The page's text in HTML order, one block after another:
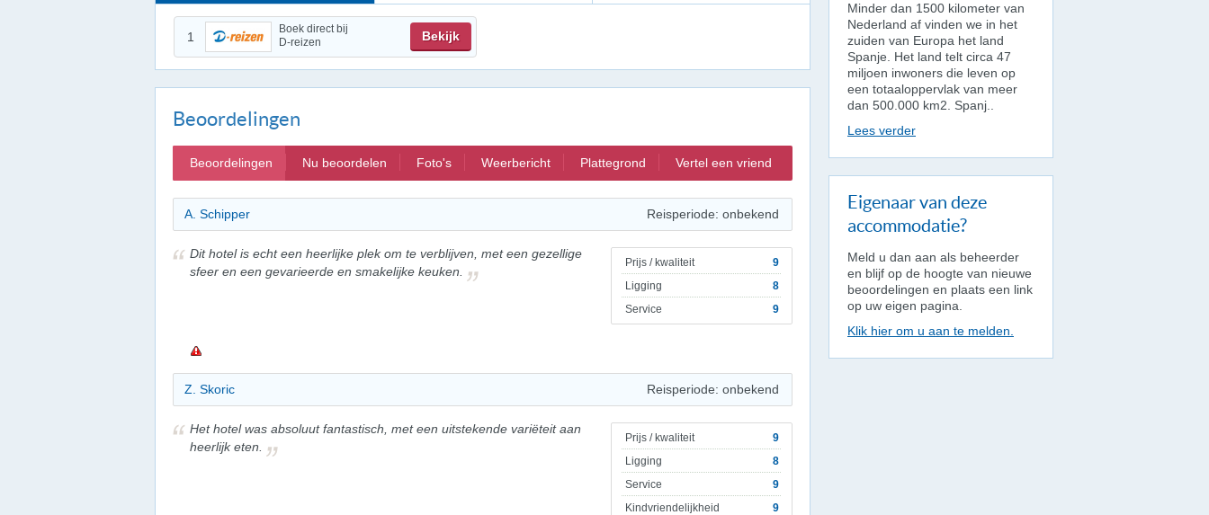
1
Boek direct bij
D-reizen
Bekijk
Beoordelingen
Beoordelingen Nu beoordelen Foto's Weerbericht Plattegrond Vertel een vriend
A. Schipper Reisperiode: onbekend
Prijs / kwaliteit
9
Ligging
8
Service
9
Dit hotel is echt een heerlijke plek om te verblijven, met een gezellige
sfeer en een gevarieerde en smakelijke keuken.
Z. Skoric Reisperiode: onbekend
Prijs / kwaliteit
9
Ligging
8
Service
9
Kindvriendelijkheid
9
Het hotel was absoluut fantastisch, met een uitstekende variëteit aan
heerlijk eten.
Minder dan 1500 kilometer van
Nederland af vinden we in het
zuiden van Europa het land
Spanje. Het land telt circa 47
miljoen inwoners die leven op
een totaaloppervlak van meer
dan 500.000 km2. Spanj..
Lees verder
Eigenaar van deze
accommodatie?
Meld u dan aan als beheerder
en blijf op de hoogte van nieuwe
beoordelingen en plaats een link
op uw eigen pagina.
Klik hier om u aan te melden.